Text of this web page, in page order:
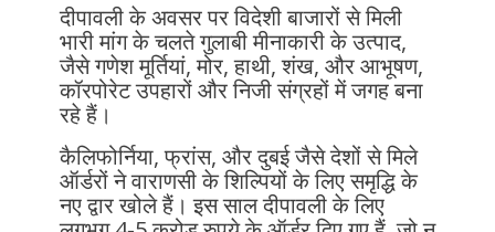
दीपावली के अवसर पर विदेशी बाजारों से मिली
भारी मांग के चलते गुलाबी मीनाकारी के उत्पाद,
जैसे गणेश मूर्तियां, मोर, हाथी, शंख, और आभूषण,
कॉरपोरेट उपहारों और निजी संग्रहों में जगह बना
रहे हैं।
कैलिफोर्निया, फ्रांस, और दुबई जैसे देशों से मिले
ऑर्डरों ने वाराणसी के शिल्पियों के लिए समृद्धि के
नए द्वार खोले हैं। इस साल दीपावली के लिए